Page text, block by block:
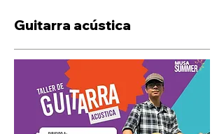
Guitarra acústica